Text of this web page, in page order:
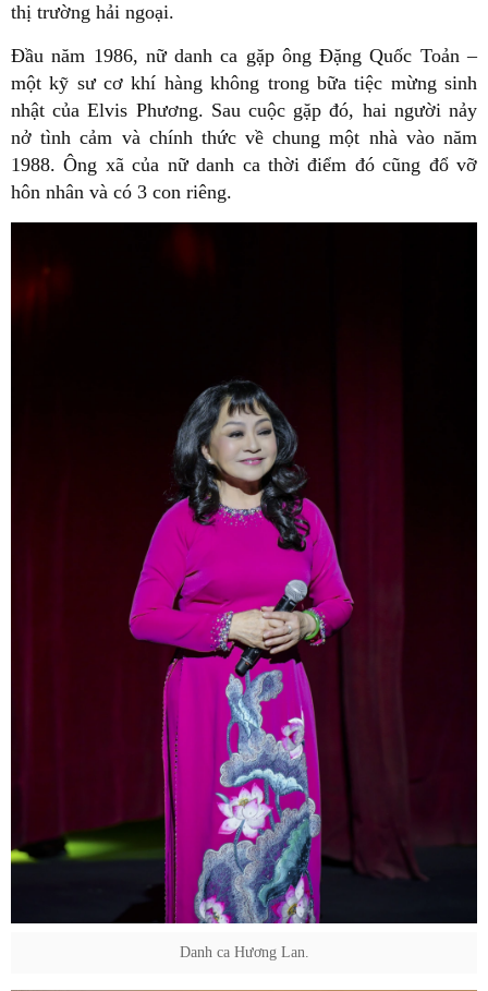
thị trường hải ngoại.
Đầu năm 1986, nữ danh ca gặp ông Đặng Quốc Toản –
một kỹ sư cơ khí hàng không trong bữa tiệc mừng sinh
nhật của Elvis Phương. Sau cuộc gặp đó, hai người nảy
nở tình cảm và chính thức về chung một nhà vào năm
1988. Ông xã của nữ danh ca thời điểm đó cũng đổ vỡ
hôn nhân và có 3 con riêng.
Danh ca Hương Lan.